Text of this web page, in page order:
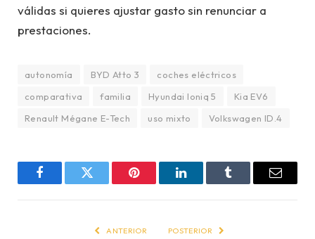
válidas si quieres ajustar gasto sin renunciar a
prestaciones.
autonomía BYD Atto 3
coches eléctricos
comparativa
familia Hyundai Ioniq 5
Kia EV6
Renault Mégane E-Tech
uso mixto Volkswagen ID.4
FacebookTwitter Pinterest LinkedInTumblr Email
ANTERIOR POSTERIOR